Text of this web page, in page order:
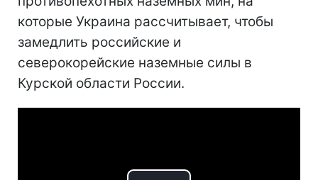
которые Украина рассчитывает, чтобы
замедлить российские и
северокорейские наземные силы в
Курской области России.